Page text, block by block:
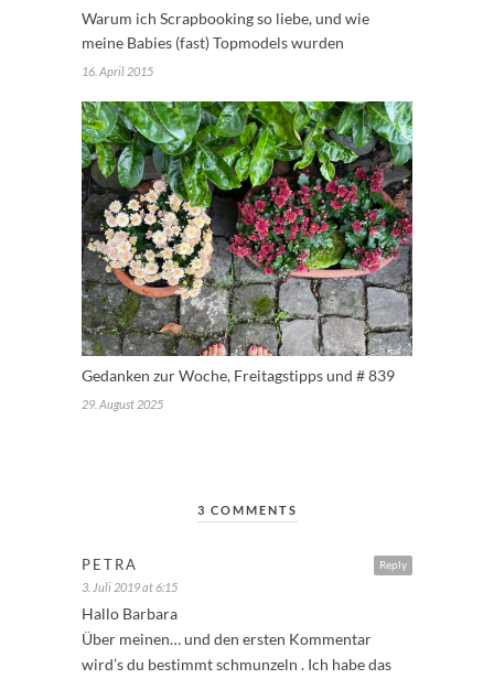
Warum ich Scrapbooking so liebe, und wie
meine Babies (fast) Topmodels wurden
16. April 2015
Gedanken zur Woche, Freitagstipps und # 839
29. August 2025
3 COMMENTS
Reply
PETRA
3. Juli 2019 at 6:15
Hallo Barbara
Über meinen… und den ersten Kommentar
wird’s du bestimmt schmunzeln . Ich habe das